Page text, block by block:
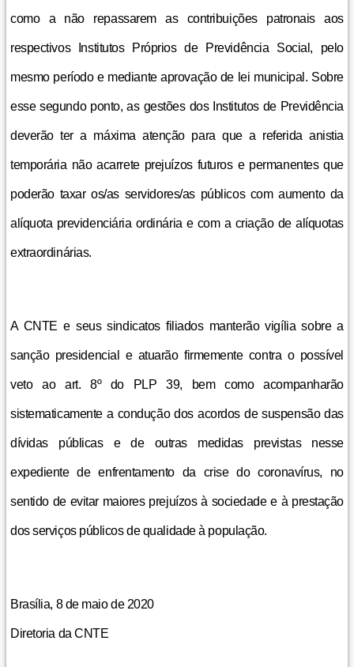
como a não repassarem as contribuições patronais aos
respectivos Institutos Próprios de Previdência Social, pelo
mesmo período e mediante aprovação de lei municipal. Sobre
esse segundo ponto, as gestões dos Institutos de Previdência
deverão ter a máxima atenção para que a referida anistia
temporária não acarrete prejuízos futuros e permanentes que
poderão taxar os/as servidores/as públicos com aumento da
alíquota previdenciária ordinária e com a criação de alíquotas
extraordinárias.
A CNTE e seus sindicatos filiados manterão vigília sobre a
sanção presidencial e atuarão firmemente contra o possível
veto ao art. 8º do PLP 39, bem como acompanharão
sistematicamente a condução dos acordos de suspensão das
dívidas públicas e de outras medidas previstas nesse
expediente de enfrentamento da crise do coronavírus, no
sentido de evitar maiores prejuízos à sociedade e à prestação
dos serviços públicos de qualidade à população.
Brasília, 8 de maio de 2020
Diretoria da CNTE